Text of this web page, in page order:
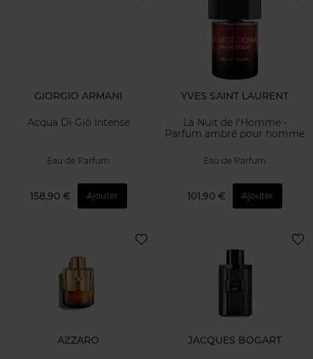
GIORGIO ARMANI
Acqua Di Giò Intense
Eau de Parfum
158,90 € Ajouter
YVES SAINT LAURENT
La Nuit de l'Homme -
Parfum ambré pour homme
Eau de Parfum
101,90 € Ajouter
AZZARO JACQUES BOGART